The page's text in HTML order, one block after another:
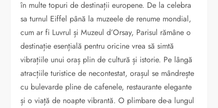
în multe topuri de destinații europene. De la celebra
sa turnul Eiffel până la muzeele de renume mondial,
cum ar fi Luvrul și Muzeul d’Orsay, Parisul rămâne o
destinație esențială pentru oricine vrea să simtă
vibrațiile unui oraș plin de cultură și istorie. Pe lângă
atracțiile turistice de necontestat, orașul se mândrește
cu bulevarde pline de cafenele, restaurante elegante
și o viață de noapte vibrantă. O plimbare de-a lungul